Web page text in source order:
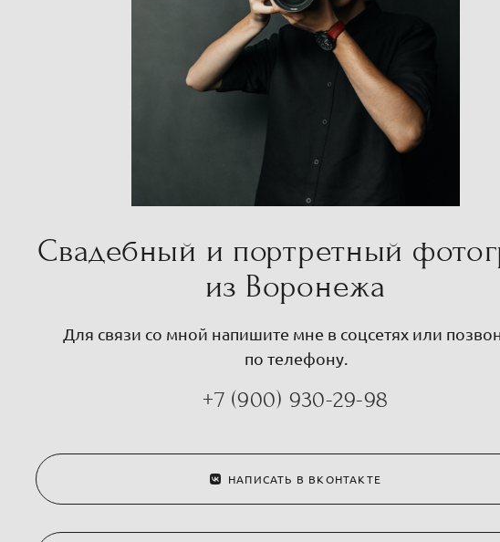
Свадебный и портретный
из Воронежа
Для связи со мной напишите мне в соцсетях или
по телефону.
+7 (900) 930-29-98
НАПИСАТЬ В ВКОНТАКТЕ